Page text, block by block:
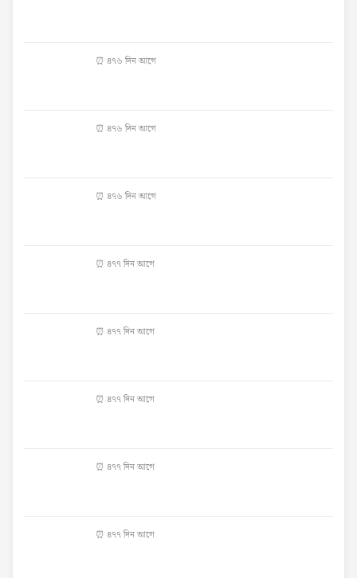
⏰ ৪৭৬ দিন আগে
⏰ ৪৭৬ দিন আগে
⏰ ৪৭৬ দিন আগে
⏰ ৪৭৭ দিন আগে
⏰ ৪৭৭ দিন আগে
⏰ ৪৭৭ দিন আগে
⏰ ৪৭৭ দিন আগে
⏰ ৪৭৭ দিন আগে